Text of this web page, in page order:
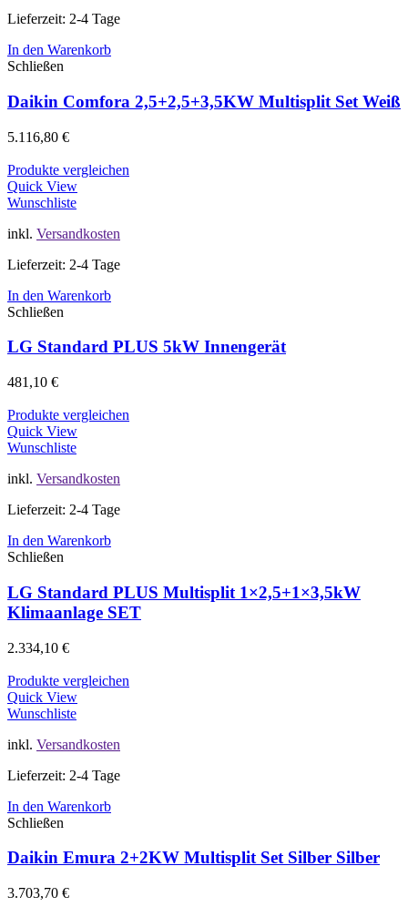
Lieferzeit: 2-4 Tage
In den Warenkorb
Schließen
Daikin Comfora 2,5+2,5+3,5KW Multisplit Set Weiß
5.116,80 €
Produkte vergleichen
Quick View
Wunschliste
inkl. Versandkosten
Lieferzeit: 2-4 Tage
In den Warenkorb
Schließen
LG Standard PLUS 5kW Innengerät
481,10 €
Produkte vergleichen
Quick View
Wunschliste
inkl. Versandkosten
Lieferzeit: 2-4 Tage
In den Warenkorb
Schließen
LG Standard PLUS Multisplit 1×2,5+1×3,5kW
Klimaanlage SET
2.334,10 €
Produkte vergleichen
Quick View
Wunschliste
inkl. Versandkosten
Lieferzeit: 2-4 Tage
In den Warenkorb
Schließen
Daikin Emura 2+2KW Multisplit Set Silber Silber
3.703,70 €